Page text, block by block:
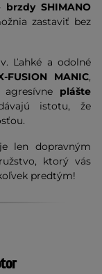
brzdy SHIMANO
zastaviť bez
Ľahké a odolné
MANIC,
plášte
istotu, že
len dopravným
ktorý vás
predtým!